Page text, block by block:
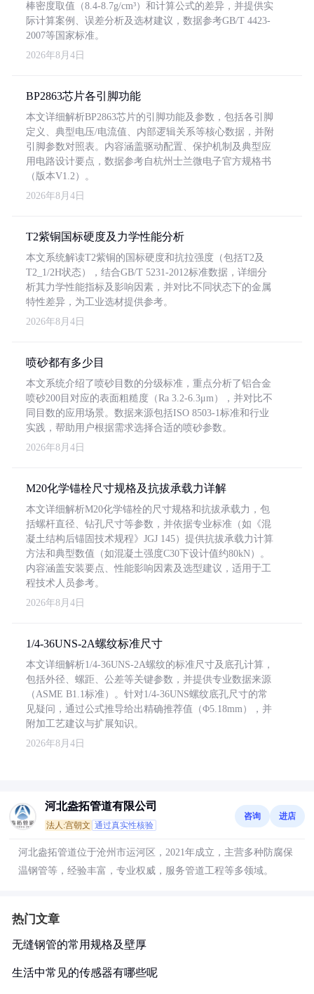
棒密度取值（8.4-8.7g/cm³）和计算公式的差异，并提供实
际计算案例、误差分析及选材建议，数据参考GB/T 4423-
2007等国家标准。
2026年8月4日
BP2863芯片各引脚功能
本文详细解析BP2863芯片的引脚功能及参数，包括各引脚
定义、典型电压/电流值、内部逻辑关系等核心数据，并附
引脚参数对照表。内容涵盖驱动配置、保护机制及典型应
用电路设计要点，数据参考自杭州士兰微电子官方规格书
（版本V1.2）。
2026年8月4日
T2紫铜国标硬度及力学性能分析
本文系统解读T2紫铜的国标硬度和抗拉强度（包括T2及
T2_1/2H状态），结合GB/T 5231-2012标准数据，详细分
析其力学性能指标及影响因素，并对比不同状态下的金属
特性差异，为工业选材提供参考。
2026年8月4日
喷砂都有多少目
本文系统介绍了喷砂目数的分级标准，重点分析了铝合金
喷砂200目对应的表面粗糙度（Ra 3.2-6.3μm），并对比不
同目数的应用场景。数据来源包括ISO 8503-1标准和行业
实践，帮助用户根据需求选择合适的喷砂参数。
2026年8月4日
M20化学锚栓尺寸规格及抗拔承载力详解
本文详细解析M20化学锚栓的尺寸规格和抗拔承载力，包
括螺杆直径、钻孔尺寸等参数，并依据专业标准（如《混
凝土结构后锚固技术规程》JGJ 145）提供抗拔承载力计算
方法和典型数值（如混凝土强度C30下设计值约80kN）。
内容涵盖安装要点、性能影响因素及选型建议，适用于工
程技术人员参考。
2026年8月4日
1/4-36UNS-2A螺纹标准尺寸
本文详细解析1/4-36UNS-2A螺纹的标准尺寸及底孔计算，
包括外径、螺距、公差等关键参数，并提供专业数据来源
（ASME B1.1标准）。针对1/4-36UNS螺纹底孔尺寸的常
见疑问，通过公式推导给出精确推荐值（Φ5.18mm），并
附加工艺建议与扩展知识。
2026年8月4日
河北盎拓管道有限公司
法人:宫朝文 通过真实性核验
咨询 进店
河北盎拓管道位于沧州市运河区，2021年成立，主营多种防腐保
温钢管等，经验丰富，专业权威，服务管道工程等多领域。
热门文章
无缝钢管的常用规格及壁厚
生活中常见的传感器有哪些呢